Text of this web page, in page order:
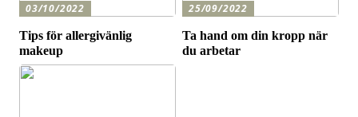
03/10/2022
Tips för allergivänlig
makeup
25/09/2022
Ta hand om din kropp när
du arbetar